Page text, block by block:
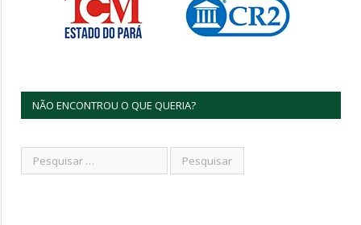
NÃO ENCONTROU O QUE QUERIA?